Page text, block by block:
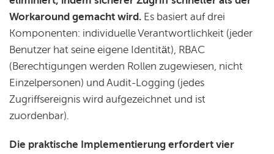
Workaround gemacht wird. Es basiert auf drei
Komponenten: individuelle Verantwortlichkeit (jeder
Benutzer hat seine eigene Identität), RBAC
(Berechtigungen werden Rollen zugewiesen, nicht
Einzelpersonen) und Audit-Logging (jedes
Zugriffsereignis wird aufgezeichnet und ist
zuordenbar).
Die praktische Implementierung erfordert vier